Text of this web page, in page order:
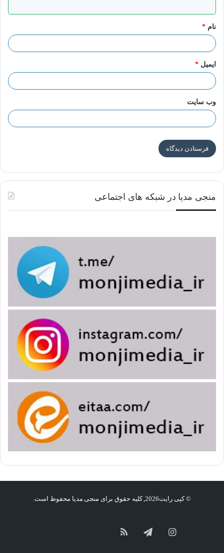
*
نام *
ایمیل *
وب‌ سایت
منجی مدیا در شبکه های اجتماعی
© کپی رایت2026, کلیه حقوق برای منجی مدیا محفوظ است.
اینستاگرامتلگرامخوراک